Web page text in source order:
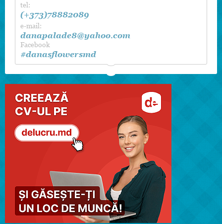
decorul sălii etc.
tel:
(+373)78882089
e-mail:
danapalade8@yahoo.com
Facebook
#danasflowersmd